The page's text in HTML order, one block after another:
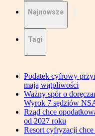
Najnowsze
Tagi
Podatek cyfrowy
mają wątpliwości
Ważny spór o
Wyrok 7 sędziów
Rząd chce
od 2027 roku
Resort cyfryzacji